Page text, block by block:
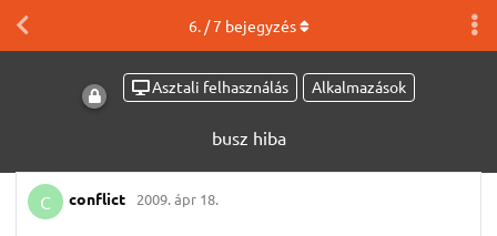
Asztali felhasználás Alkalmazások
busz hiba
6. /7 bejegyzés
C conflict 2009. ápr 18.